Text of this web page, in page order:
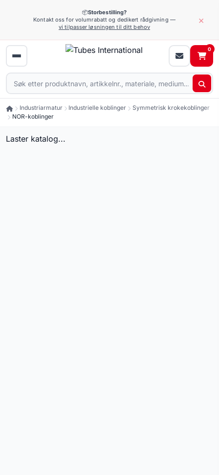
📦Storbestilling?
Kontakt oss for volumrabatt og dedikert rådgivning —
vi tilpasser løsningen til ditt behov
×
0
Industriarmatur Industrielle koblinger
Symmetrisk krokekoblinger
NOR-koblinger
Laster katalog...